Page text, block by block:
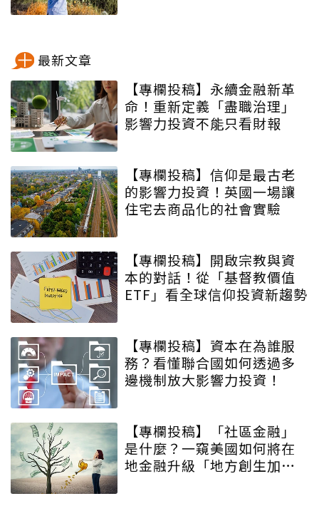
最新文章
【專欄投稿】永續金融新革
命！重新定義「盡職治理」
影響力投資不能只看財報
【專欄投稿】信仰是最古老
的影響力投資！英國一場讓
住宅去商品化的社會實驗
【專欄投稿】開啟宗教與資
本的對話！從「基督教價值
ETF」看全球信仰投資新趨勢
【專欄投稿】資本在為誰服
務？看懂聯合國如何透過多
邊機制放大影響力投資！
【專欄投稿】「社區金融」
是什麼？一窺美國如何將在
地金融升級「地方創生加速